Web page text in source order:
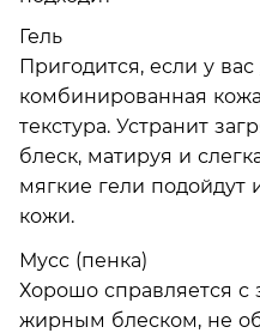
Гель
Пригодится, если у вас
комбинированная
текстура. Устранит
блеск, матируя и
мягкие гели подойдут
кожи.
Мусс (пенка)
Хорошо справляется с
жирным блеском, не